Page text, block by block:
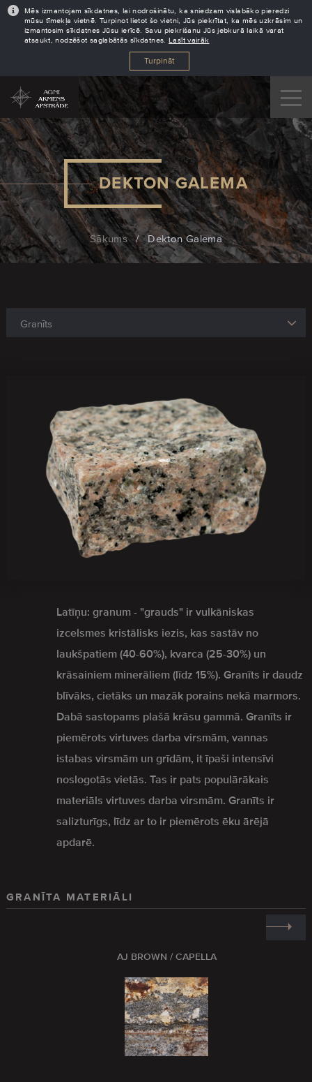
Mēs izmantojam sīkdatnes, lai nodrošinātu, ka sniedzam vislabāko pieredzi
mūsu tīmekļa vietnē. Turpinot lietot šo vietni, Jūs piekrītat, ka mēs uzkrāsim un
izmantosim sīkdatnes Jūsu ierīcē. Savu piekrišanu Jūs jebkurā laikā varat
atsaukt, nodzēšot saglabātās sīkdatnes. Lasīt vairāk
Turpināt
DEKTON GALEMA
Sākums / Dekton Galema
Latīņu: granum - "grauds" ir vulkāniskas
izcelsmes kristālisks iezis, kas sastāv no
laukšpatiem (40-60%), kvarca (25-30%) un
krāsainiem minerāliem (līdz 15%). Granīts ir daudz
blīvāks, cietāks un mazāk porains nekā marmors.
Dabā sastopams plašā krāsu gammā. Granīts ir
piemērots virtuves darba virsmām, vannas
istabas virsmām un grīdām, it īpaši intensīvi
noslogotās vietās. Tas ir pats populārākais
materiāls virtuves darba virsmām. Granīts ir
salizturīgs, līdz ar to ir piemērots ēku ārējā
apdarē.
GRANĪTA MATERIĀLI
AJ BROWN / CAPELLA